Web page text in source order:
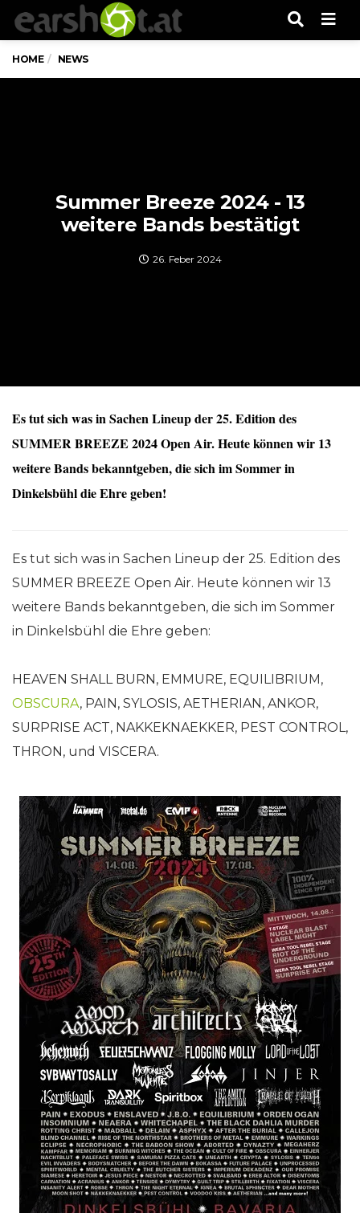
HOME NEWS
Summer Breeze 2024 - 13
weitere Bands bestätigt
26. Feber 2024
Es tut sich was in Sachen Lineup der 25. Edition des
SUMMER BREEZE 2024 Open Air. Heute können wir 13
weitere Bands bekanntgeben, die sich im Sommer in
Dinkelsbühl die Ehre geben!
Es tut sich was in Sachen Lineup der 25. Edition des
SUMMER BREEZE Open Air. Heute können wir 13
weitere Bands bekanntgeben, die sich im Sommer
in Dinkelsbühl die Ehre geben:
HEAVEN SHALL BURN, EMMURE, EQUILIBRIUM,
OBSCURA, PAIN, SYLOSIS, AETHERIAN, ANKOR,
SURPRISE ACT, NAKKEKNAEKKER, PEST CONTROL,
THRON, und VISCERA.